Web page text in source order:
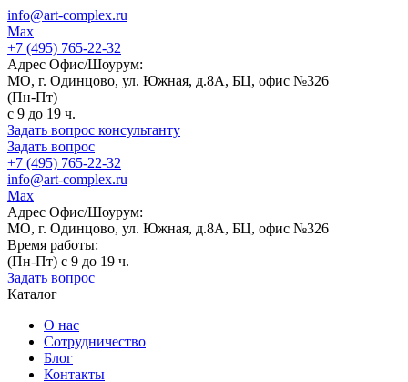
info@art-complex.ru
Max
+7 (495) 765-22-32
Адрес Офис/Шоурум:
МО, г. Одинцово, ул. Южная, д.8А, БЦ, офис №326
(Пн-Пт)
с 9 до 19 ч.
Задать вопрос консультанту
Задать вопрос
+7 (495) 765-22-32
info@art-complex.ru
Max
Адрес Офис/Шоурум:
МО, г. Одинцово, ул. Южная, д.8А, БЦ, офис №326
Время работы:
(Пн-Пт) с 9 до 19 ч.
Задать вопрос
Каталог
О нас
Сотрудничество
Блог
Контакты